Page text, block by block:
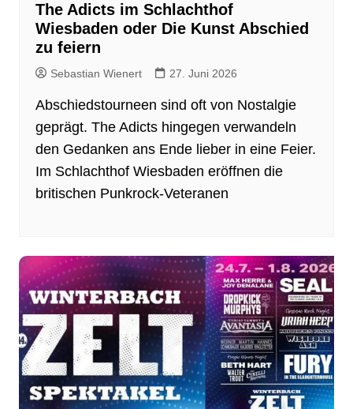
The Adicts im Schlachthof
Wiesbaden oder Die Kunst Abschied
zu feiern
Sebastian Wienert 27. Juni 2026
Abschiedstourneen sind oft von Nostalgie
geprägt. The Adicts hingegen verwandeln
den Gedanken ans Ende lieber in eine Feier.
Im Schlachthof Wiesbaden eröffnen die
britischen Punkrock-Veteranen